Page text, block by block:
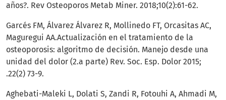
años?. Rev Osteoporos Metab Miner. 2018;10(2):61-62.
Garcés FM, Álvarez Álvarez R, Mollinedo FT, Orcasitas AC,
Maguregui AA.Actualización en el tratamiento de la
osteoporosis: algoritmo de decisión. Manejo desde una
unidad del dolor (2.a parte) Rev. Soc. Esp. Dolor 2015;
.22(2) 73-9.
Aghebati-Maleki L, Dolati S, Zandi R, Fotouhi A, Ahmadi M,